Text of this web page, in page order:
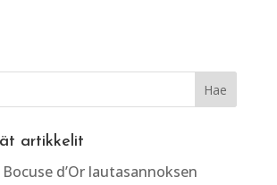
artikkelit
d’Or lautasannoksen